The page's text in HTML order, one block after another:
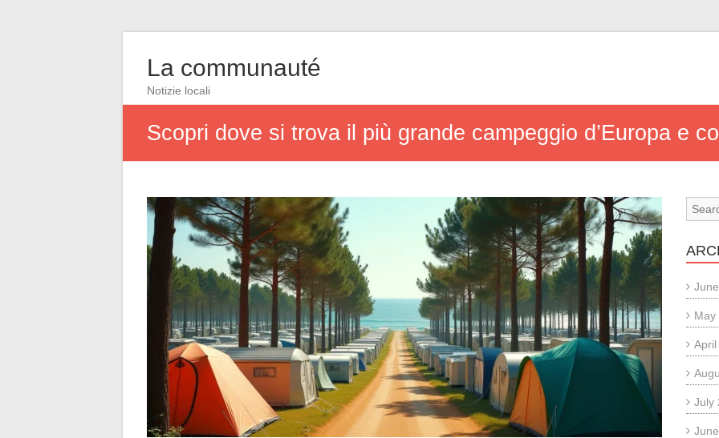
La communauté
Notizie locali
Scopri dove si trova il più grande campeggio d’Europa e
May
July